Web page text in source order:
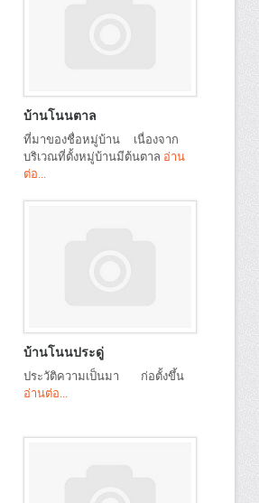
บ้านโนนตาล
ที่มาของชื่อหมู่บ้าน เนื่องจาก
บริเวณที่ตั้งหมู่บ้านมีต้นตาล อ่าน
ต่อ...
บ้านโนนประดู่
ประวัติความเป็นมา ก่อตั้งขึ้น
อ่านต่อ...